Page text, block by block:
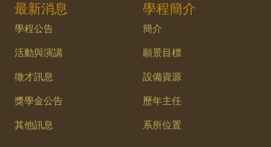
最新消息
學程公告
活動與演講
徵才訊息
獎學金公告
其他訊息
學程簡介
簡介
願景目標
設備資源
歷年主任
系所位置